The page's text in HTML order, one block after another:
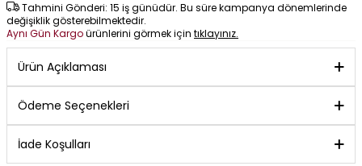
Tahmini Gönderi: 15 iş günüdür. Bu süre kampanya dönemlerinde
değişiklik gösterebilmektedir.
Aynı Gün Kargoürünlerini görmek için tıklayınız.
Ürün Açıklaması
Ödeme Seçenekleri
İade Koşulları